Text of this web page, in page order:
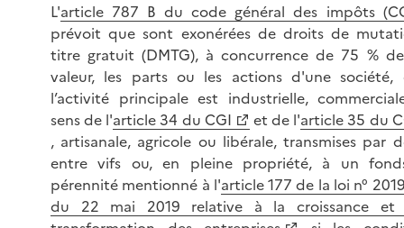
L'article 787 B du code général des impôts
prévoit que sont exonérées de droits de
titre gratuit (DMTG), à concurrence de 75 %
valeur, les parts ou les actions d'une société,
l’activité principale est industrielle,
sens de l'article 34 du CGI et de l'article 35 du
, artisanale, agricole ou libérale, transmises par
entre vifs ou, en pleine propriété, à un
pérennité mentionné à l'article 177 de la loi n°
du 22 mai 2019 relative à la croissance